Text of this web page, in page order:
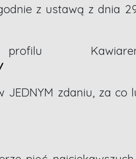
z ustawą z dnia
zdaniu, za co